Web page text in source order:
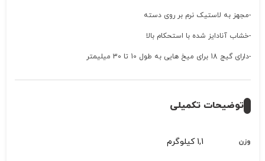
-مجهز به لاستیک نرم بر روی دسته
-خشاب آنادایز شده با استحکام بالا
-دارای گیج 18 برای میخ هایی به طول 10 تا 30 میلیمتر
توضیحات تکمیلی
وزن 1,1 کیلوگرم